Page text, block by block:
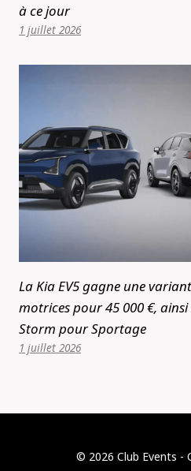
à ce jour
1 juillet 2026
La Kia EV5 gagne une
motrices pour 45 000 €, ainsi
Storm pour Sportage
1 juillet 2026
© 2026 Club Events -